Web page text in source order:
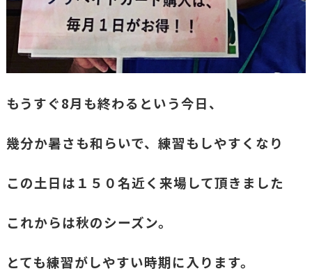
もうすぐ8月も終わるという今日、
幾分か暑さも和らいで、練習もしやすくなり
この土日は１５０名近く来場して頂きました
これからは秋のシーズン。
とても練習がしやすい時期に入ります。